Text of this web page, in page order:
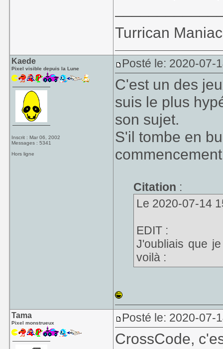
Turrican
Kaede
Pixel visible depuis la Lune
Inscrit : Mar 06, 2002
Messages : 5341
Hors ligne
Posté le: 2020-07-
C'est un des
suis le plus
son sujet.
S'il tombe en
Citation :
Le 2020-07-14
EDIT :
J'oubliais que
voilà :
Tama
Pixel monstrueux Posté le: 2020-07-
CrossCode,